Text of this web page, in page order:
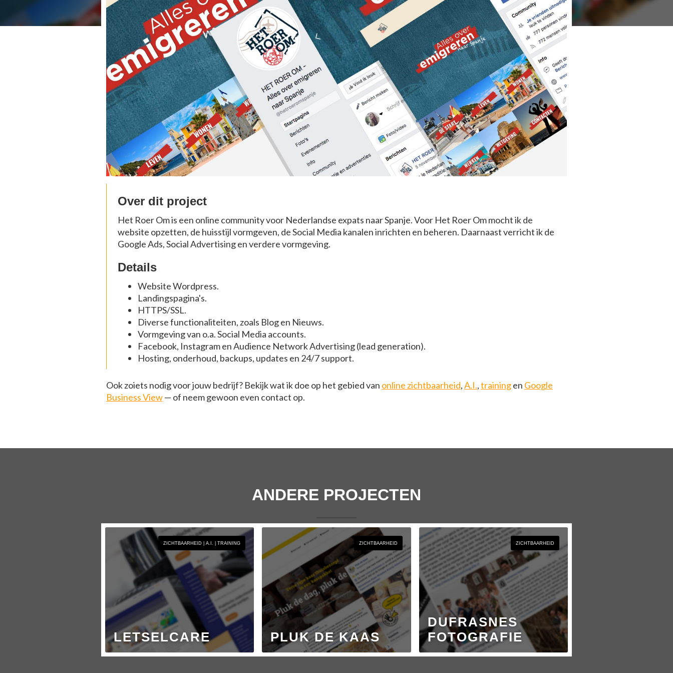
Over dit project
Het Roer Om is een online community voor Nederlandse expats naar Spanje. Voor Het Roer Om mocht ik de
website opzetten, de huisstijl vormgeven, de Social Media kanalen inrichten en beheren. Daarnaast verricht ik de
Google Ads, Social Advertising en verdere vormgeving.
Details
Website Wordpress.
Landingspagina's.
HTTPS/SSL.
Diverse functionaliteiten, zoals Blog en Nieuws.
Vormgeving van o.a. Social Media accounts.
Facebook, Instagram en Audience Network Advertising (lead generation).
Hosting, onderhoud, backups, updates en 24/7 support.
Ook zoiets nodig voor jouw bedrijf? Bekijk wat ik doe op het gebied van online zichtbaarheid,A.I.,trainingen Google
Business View— of neem gewoon even contact op.
ANDERE PROJECTEN
ZICHTBAARHEID | A.I. | TRAINING
LETSELCARE
ZICHTBAARHEID
PLUK DE KAAS
ZICHTBAARHEID
DUFRASNES
FOTOGRAFIE